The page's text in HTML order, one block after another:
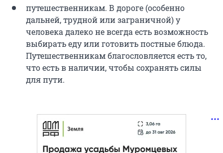
путешественникам. В дороге (особенно
дальней, трудной или заграничной) у
человека далеко не всегда есть возможность
выбирать еду или готовить постные блюда.
Путешественникам благословляется есть то,
что есть в наличии, чтобы сохранять силы
для пути.